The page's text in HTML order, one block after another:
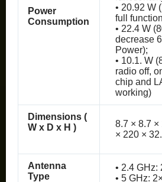
Power
Consumption
• 20.92 W
full
• 22.4 W
decrease
Power);
• 10.1. W
radio off,
chip and
working)
Dimensions (
W x D x H )
8.7 × 8.7 ×
× 220 ×
Antenna
Type
• 2.4 GHz:
• 5 GHz: